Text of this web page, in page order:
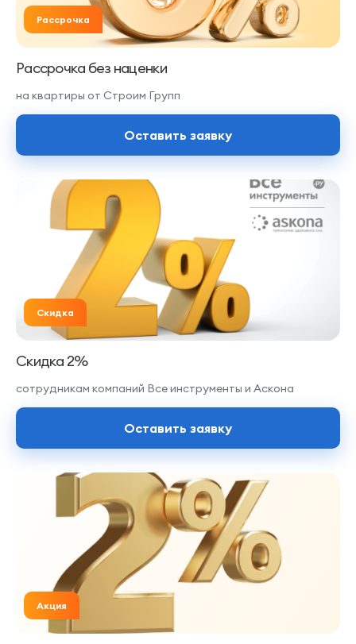
Рассрочка
Рассрочка без наценки
на квартиры от Строим Групп
Оставить заявку
Скидка
Скидка 2%
сотрудникам компаний Все инструменты и Аскона
Оставить заявку
Акция